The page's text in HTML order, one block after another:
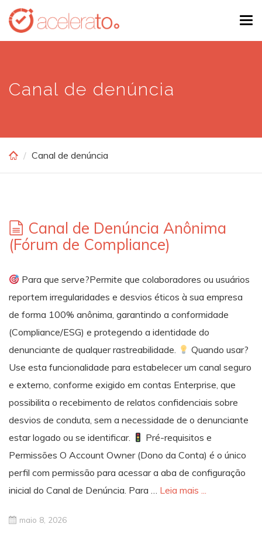
Skip
main
Canal de denúncia
Canal de denúncia
Canal de Denúncia Anônima
(Fórum de Compliance)
Para que serve?Permite que colaboradores ou usuários
reportem irregularidades e desvios éticos à sua empresa
de forma 100% anônima, garantindo a conformidade
(Compliance/ESG) e protegendo a identidade do
denunciante de qualquer rastreabilidade.
Quando usar?
Use esta funcionalidade para estabelecer um canal seguro
e externo, conforme exigido em contas Enterprise, que
possibilita o recebimento de relatos confidenciais sobre
desvios de conduta, sem a necessidade de o denunciante
estar logado ou se identificar.
Pré-requisitos e
Permissões O Account Owner (Dono da Conta) é o único
perfil com permissão para acessar a aba de configuração
inicial do Canal de Denúncia. Para … Leia mais ...
maio 8, 2026